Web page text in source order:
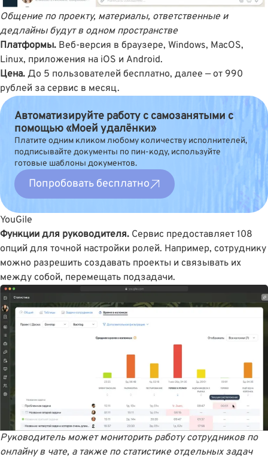
Общение по проекту, материалы, ответственные и
дедлайны будут в одном пространстве
Платформы. Веб-версия в браузере, Windows, MacOS,
Linux, приложения на iOS и Android.
Цена. До 5 пользователей бесплатно, далее — от 990
рублей за сервис в месяц.
Автоматизируйте работу с самозанятыми с
помощью «Моей удалёнки»
Платите одним кликом любому количеству исполнителей,
подписывайте документы по пин-коду, используйте
готовые шаблоны документов.
Попробовать бесплатно
YouGile
Функции для руководителя. Сервис предоставляет 108
опций для точной настройки ролей. Например, сотруднику
можно разрешить создавать проекты и связывать их
между собой, перемещать подзадачи.
Руководитель может мониторить работу сотрудников по
онлайну в чате, а также по статистике отдельных задач